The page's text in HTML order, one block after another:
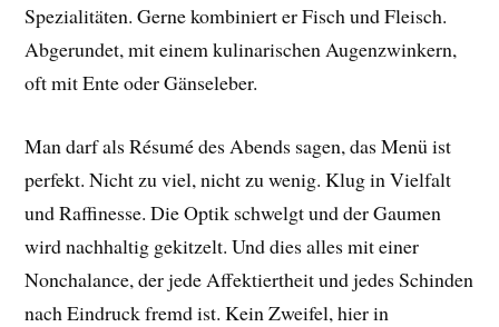
Spezialitäten. Gerne kombiniert er Fisch und Fleisch.
Abgerundet, mit einem kulinarischen Augenzwinkern,
oft mit Ente oder Gänseleber.
Man darf als Résumé des Abends sagen, das Menü ist
perfekt. Nicht zu viel, nicht zu wenig. Klug in Vielfalt
und Raffinesse. Die Optik schwelgt und der Gaumen
wird nachhaltig gekitzelt. Und dies alles mit einer
Nonchalance, der jede Affektiertheit und jedes Schinden
nach Eindruck fremd ist. Kein Zweifel, hier in